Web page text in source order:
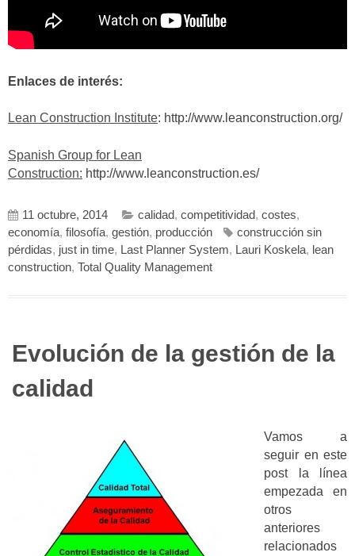
Enlaces de interés:
Lean Construction Institute: http://www.leanconstruction.org/
Spanish Group for Lean
Construction: http://www.leanconstruction.es/
11 octubre, 2014 calidad, competitividad, costes,
economía, filosofía, gestión, producción
construcción sin
pérdidas, just in time, Last Planner System, Lauri Koskela, lean
construction, Total Quality Management
Evolución de la gestión de la
calidad
Vamos a
seguir en este
post la línea
empezada en
otros
anteriores
relacionados